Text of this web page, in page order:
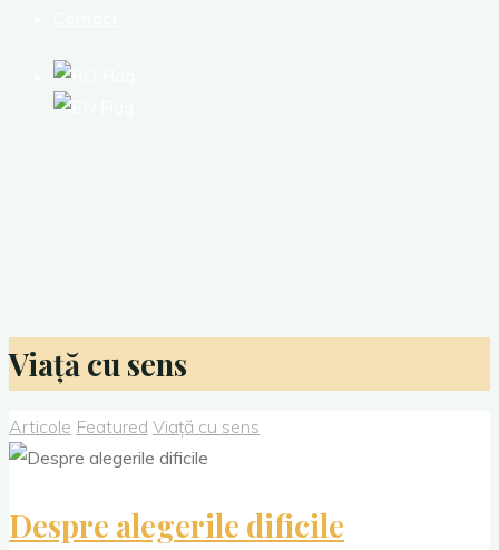
Viață cu sens
Articole Featured Viață cu sens
Despre alegerile dificile